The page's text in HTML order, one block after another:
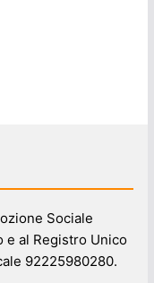
Sociale
e al Registro Unico
92225980280.